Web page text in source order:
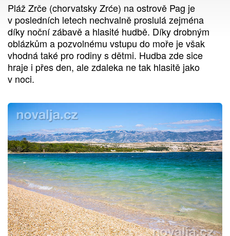
Pláž Zrče (chorvatsky Zrće) na ostrově Pag je
v posledních letech nechvalně proslulá zejména
díky noční zábavě a hlasité hudbě. Díky drobným
oblázkům a pozvolnému vstupu do moře je však
vhodná také pro rodiny s dětmi. Hudba zde sice
hraje i přes den, ale zdaleka ne tak hlasitě jako
v noci.